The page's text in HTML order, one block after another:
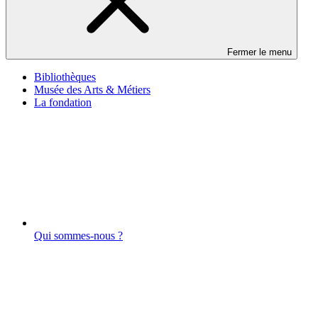
Fermer le menu
Bibliothèques
Musée des Arts & Métiers
La fondation
Qui sommes-nous ?